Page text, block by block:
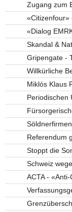
Zugang zum
«Citizenfour»
«Dialog
Skandal &
Gripengate -
Willkürliche
Miklós Klaus
Periodischen
Referendum
Stoppt die
Schweiz
ACTA -